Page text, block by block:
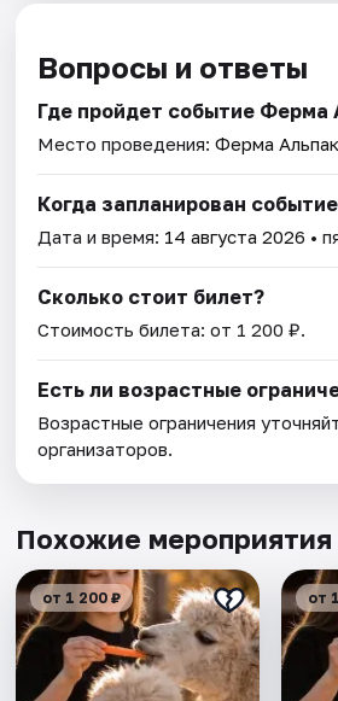
Вопросы и ответы
Где пройдет событие Ферма
Место проведения:Ферма Альпак
Когда запланирован
Дата и время: 14 августа 2026 •
Сколько стоит билет?
Стоимость билета: от 1 200 ₽.
Есть ли возрастные
Возрастные ограничения
организаторов.
Похожие мероприятия
от 1 200 ₽ от